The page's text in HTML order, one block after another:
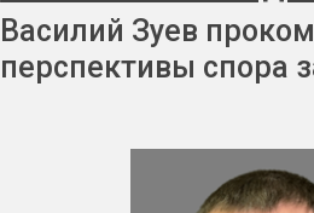
Василий Зуев
перспективы спора